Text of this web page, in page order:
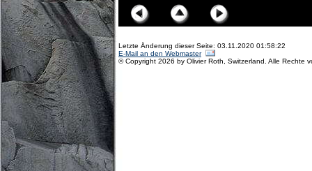
Letzte Änderung dieser Seite: 03.11.2020 01:58:22
E-Mail an den Webmaster
© Copyright 2026 by Olivier Roth, Switzerland. Alle Rechte